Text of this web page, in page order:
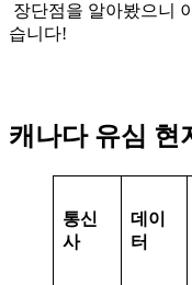
장단점을 알아봤으니
습니다!
캐나다 유심 현
통신
사
데이
터